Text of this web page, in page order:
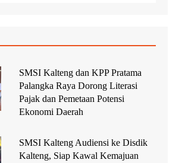
SMSI Kalteng dan KPP Pratama
Palangka Raya Dorong Literasi
Pajak dan Pemetaan Potensi
Ekonomi Daerah
SMSI Kalteng Audiensi ke Disdik
Kalteng, Siap Kawal Kemajuan